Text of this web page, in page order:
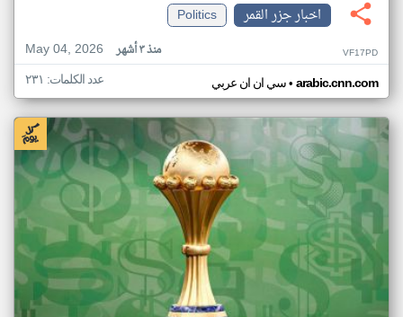
اخبار جزر القمر
Politics
May 04, 2026
منذ ٣ أشهر VF17PD
سي ان ان عربي• arabic.cnn.com عدد الكلمات: ٢٣١